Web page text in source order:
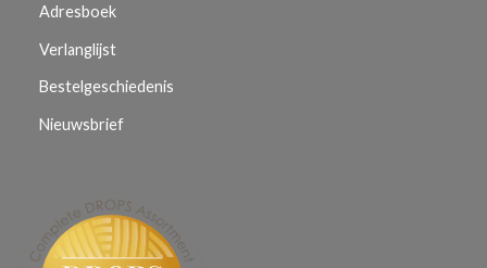
Adresboek
Verlanglijst
Bestelgeschiedenis
Nieuwsbrief